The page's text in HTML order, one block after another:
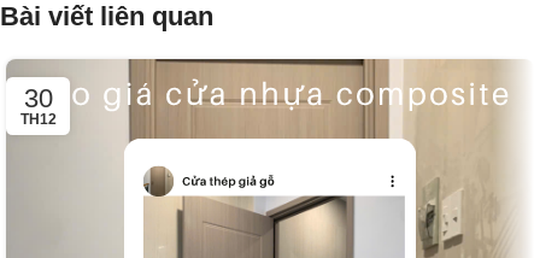
Bài viết liên quan
30
TH12